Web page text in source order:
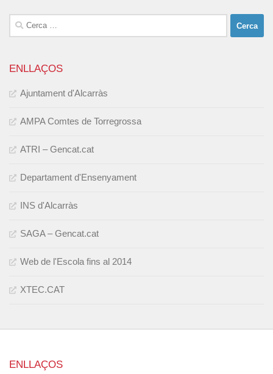
Cerca:
ENLLAÇOS
Ajuntament d'Alcarràs
AMPA Comtes de Torregrossa
ATRI – Gencat.cat
Departament d'Ensenyament
INS d'Alcarràs
SAGA – Gencat.cat
Web de l'Escola fins al 2014
XTEC.CAT
ENLLAÇOS